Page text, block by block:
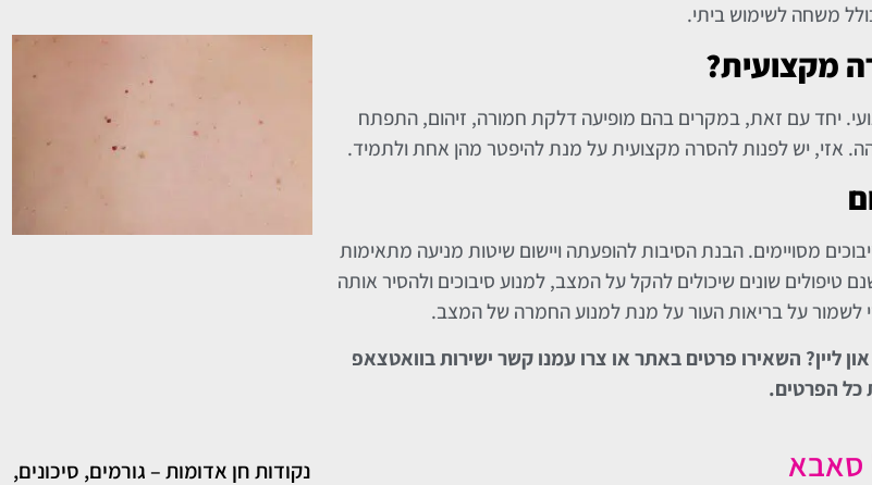
מקצועית?
יחד עם זאת, במקרים בהם מופיעה דלקת חמורה, זיהום, התפתח
אזי, יש לפנות להסרה מקצועית על מנת להיפטר מהן אחת ולתמיד.
מסויימים. הבנת הסיבות להופעתה ויישום שיטות מניעה מתאימות
טיפולים שונים שיכולים להקל על המצב, למנוע סיבוכים ולהסיר אותה
לשמור על בריאות העור על מנת למנוע החמרה של המצב.
ליין? השאירו פרטים באתר או צרו עמנו קשר ישירות בוואטצאפ
כל הפרטים.
סאבא
נקודות חן אדומות – גורמים, סיכונים,